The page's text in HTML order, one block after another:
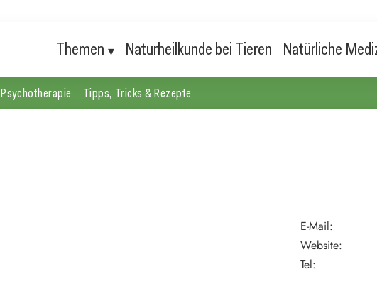
Themen Naturheilkunde bei Tieren Natürliche
Psychotherapie Tipps, Tricks & Rezepte
E-Mail:
Website:
Tel: